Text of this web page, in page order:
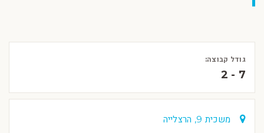
גודל קבוצה:
2 - 7
משכית 9, הרצלייה